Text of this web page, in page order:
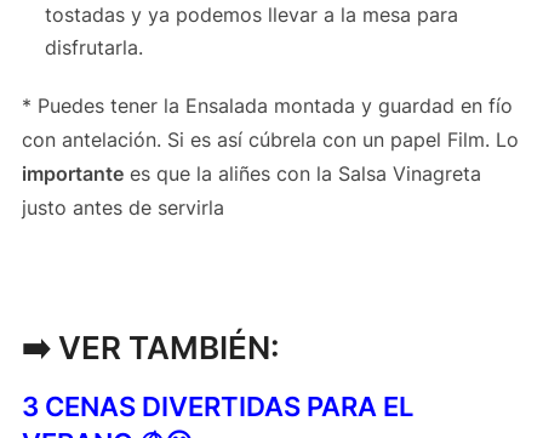
tostadas y ya podemos llevar a la mesa para
disfrutarla.
* Puedes tener la Ensalada montada y guardad en fío
con antelación. Si es así cúbrela con un papel Film. Lo
importantees que la aliñes con la Salsa Vinagreta
justo antes de servirla
➡️ VER TAMBIÉN:
3 CENAS DIVERTIDAS PARA EL